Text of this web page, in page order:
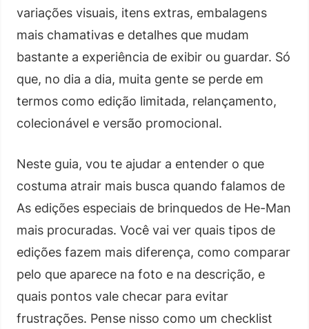
variações visuais, itens extras, embalagens
mais chamativas e detalhes que mudam
bastante a experiência de exibir ou guardar. Só
que, no dia a dia, muita gente se perde em
termos como edição limitada, relançamento,
colecionável e versão promocional.
Neste guia, vou te ajudar a entender o que
costuma atrair mais busca quando falamos de
As edições especiais de brinquedos de He-Man
mais procuradas. Você vai ver quais tipos de
edições fazem mais diferença, como comparar
pelo que aparece na foto e na descrição, e
quais pontos vale checar para evitar
frustrações. Pense nisso como um checklist